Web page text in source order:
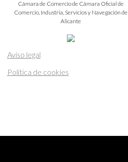
Cámara de Comercio de Cámara Oficial de
Comercio, Industria, Servicios y Navegación de
Alicante
Aviso legal
Política de cookies